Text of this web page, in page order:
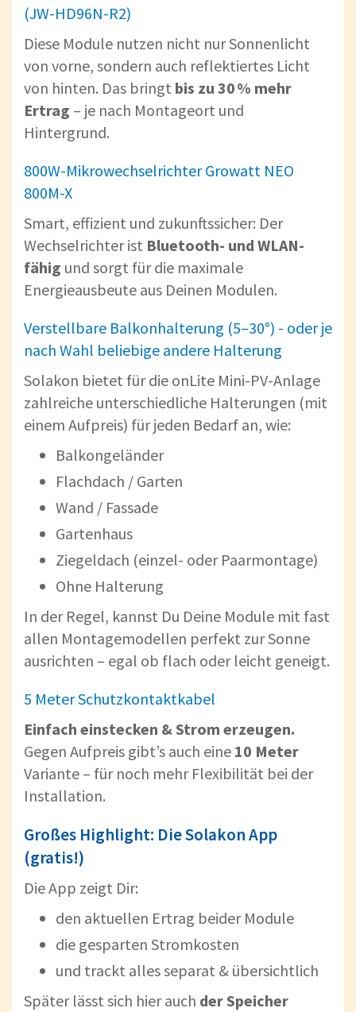
(JW-HD96N-R2)
Diese Module nutzen nicht nur Sonnenlicht
von vorne, sondern auch reflektiertes Licht
von hinten. Das bringt bis zu 30 % mehr
Ertrag – je nach Montageort und
Hintergrund.
800W-Mikrowechselrichter Growatt NEO
800M-X
Smart, effizient und zukunftssicher: Der
Wechselrichter ist Bluetooth- und WLAN-
fähig und sorgt für die maximale
Energieausbeute aus Deinen Modulen.
Verstellbare Balkonhalterung (5–30°) - oder je
nach Wahl beliebige andere Halterung
Solakon bietet für die onLite Mini-PV-Anlage
zahlreiche unterschiedliche Halterungen (mit
einem Aufpreis) für jeden Bedarf an, wie:
Balkongeländer
Flachdach / Garten
Wand / Fassade
Gartenhaus
Ziegeldach (einzel- oder Paarmontage)
Ohne Halterung
In der Regel, kannst Du Deine Module mit fast
allen Montagemodellen perfekt zur Sonne
ausrichten – egal ob flach oder leicht geneigt.
5 Meter Schutzkontaktkabel
Einfach einstecken & Strom erzeugen.
Gegen Aufpreis gibt’s auch eine 10 Meter
Variante – für noch mehr Flexibilität bei der
Installation.
Großes Highlight: Die Solakon App
(gratis!)
Die App zeigt Dir:
den aktuellen Ertrag beider Module
die gesparten Stromkosten
und trackt alles separat & übersichtlich
Später lässt sich hier auch der Speicher